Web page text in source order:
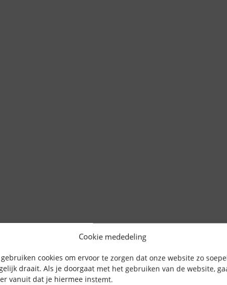
Cookie mededeling
gebruiken cookies om ervoor te zorgen dat onze website zo
draait. Als je doorgaat met het gebruiken van de website,
vanuit dat je hiermee instemt.